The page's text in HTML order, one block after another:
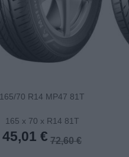
165/70 R14 MP47 81T
165 x 70 x R14 81T
45,01 € 72,60 €